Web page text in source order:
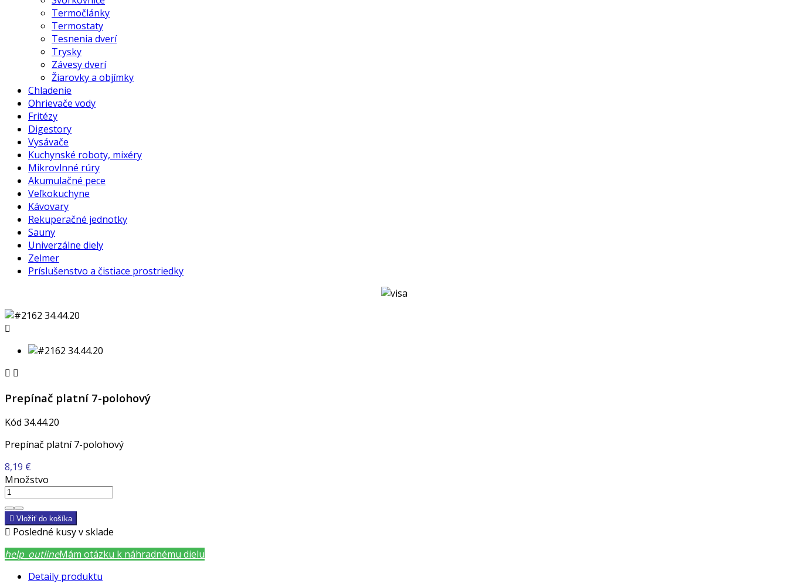
Termočlánky
Termostaty
Tesnenia dverí
Trysky
Závesy dverí
Žiarovky a objímky
Chladenie
Ohrievače vody
Fritézy
Digestory
Vysávače
Kuchynské roboty, mixéry
Mikrovlnné rúry
Akumulačné pece
Veľkokuchyne
Kávovary
Rekuperačné jednotky
Sauny
Univerzálne diely
Zelmer
Príslušenstvo a čistiace prostriedky

 
Prepínač platní 7-polohový
Kód 34.44.20
Prepínač platní 7-polohový
8,19 €
Množstvo
 Vložiť do košíka
 Posledné kusy v sklade
help_outlineMám otázku k náhradnému dielu
Detaily produktu